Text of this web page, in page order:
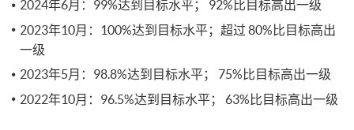
2024年6月：99%达到目标水平； 92%比目标高出一级
2023年10月：100%达到目标水平；超过 80%比目标高出
一级
2023年5月：98.8%达到目标水平； 75%比目标高出一级
2022年10月：96.5%达到目标水平； 63%比目标高出一级